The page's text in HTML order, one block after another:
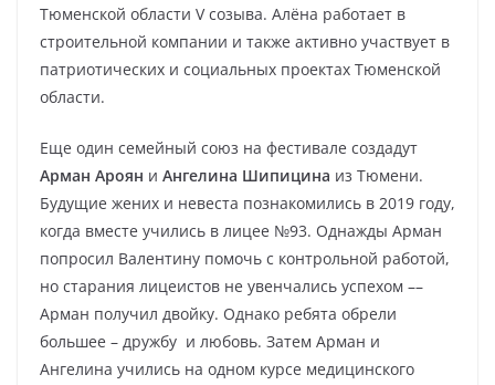
Тюменской области V созыва. Алёна работает в
строительной компании и также активно участвует в
патриотических и социальных проектах Тюменской
области.
Еще один семейный союз на фестивале создадут
Арман Ароян и Ангелина Шипицина из Тюмени.
Будущие жених и невеста познакомились в 2019 году,
когда вместе учились в лицее №93. Однажды Арман
попросил Валентину помочь с контрольной работой,
но старания лицеистов не увенчались успехом ––
Арман получил двойку. Однако ребята обрели
большее – дружбу и любовь. Затем Арман и
Ангелина учились на одном курсе медицинского